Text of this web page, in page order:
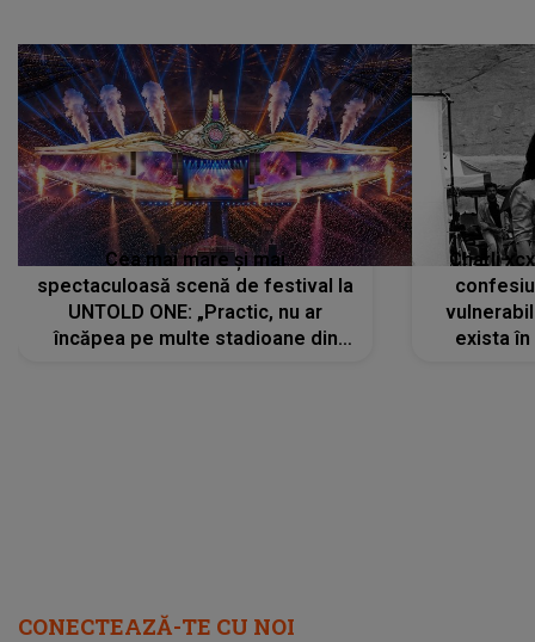
Cea mai mare și mai
spectaculoasă scenă de festival la
UNTOLD ONE: „Practic, nu ar
încăpea pe multe stadioane din
Charli
exista
CONECTEAZĂ-TE CU NOI